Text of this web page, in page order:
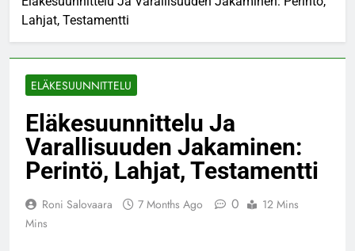
Lahjat, Testamentti
ELÄKESUUNNITTELU
Eläkesuunnittelu Ja
Varallisuuden Jakaminen:
Perintö, Lahjat, Testamentti
Roni Salovaara 7 Months Ago 0
12 Mins
Mins